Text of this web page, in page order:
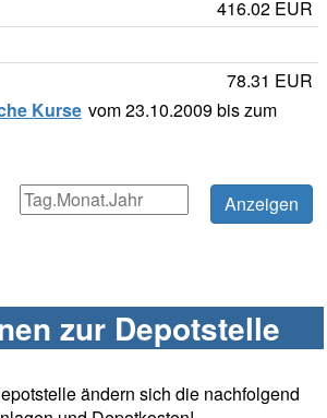
416.02 EUR
78.31 EUR
Kurse vom 23.10.2009 bis zum
zur Depotstelle
ändern sich die nachfolgend